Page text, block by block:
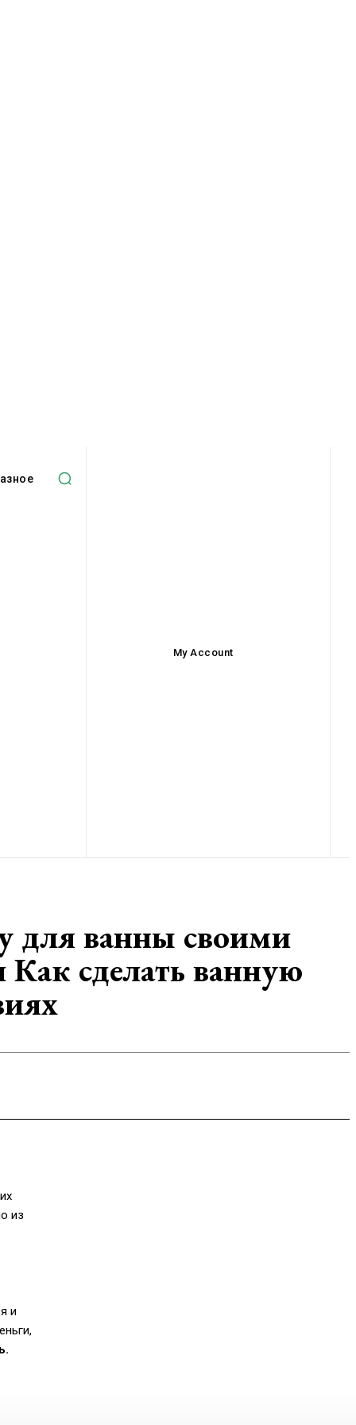
My Account
для ванны своими
сделать ванную
из
и